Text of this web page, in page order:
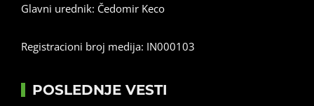
Glavni urednik: Čedomir Keco
Registracioni broj medija: IN000103
POSLEDNJE VESTI